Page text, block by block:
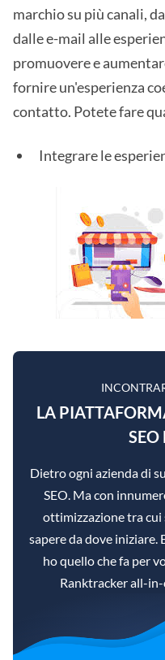
marchio su più canali,
dalle e-mail alle
promuovere e
fornire un'esperienza
contatto. Potete fare
Integrare le
LA
SEO
Dietro ogni azienda di
SEO. Ma con
ottimizzazione tra cui
sapere da dove iniziare.
ho quello che fa per
Ranktracker all-in-